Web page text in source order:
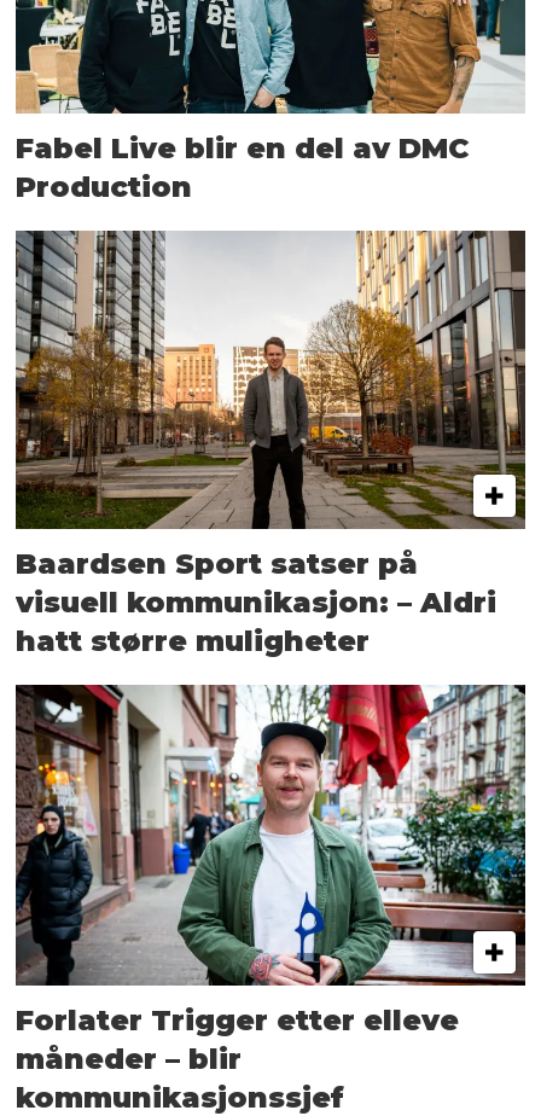
Fabel Live blir en del av DMC
Production
Baardsen Sport satser på
visuell kommunikasjon: – Aldri
hatt større muligheter
Forlater Trigger etter elleve
måneder – blir
kommunikasjonssjef